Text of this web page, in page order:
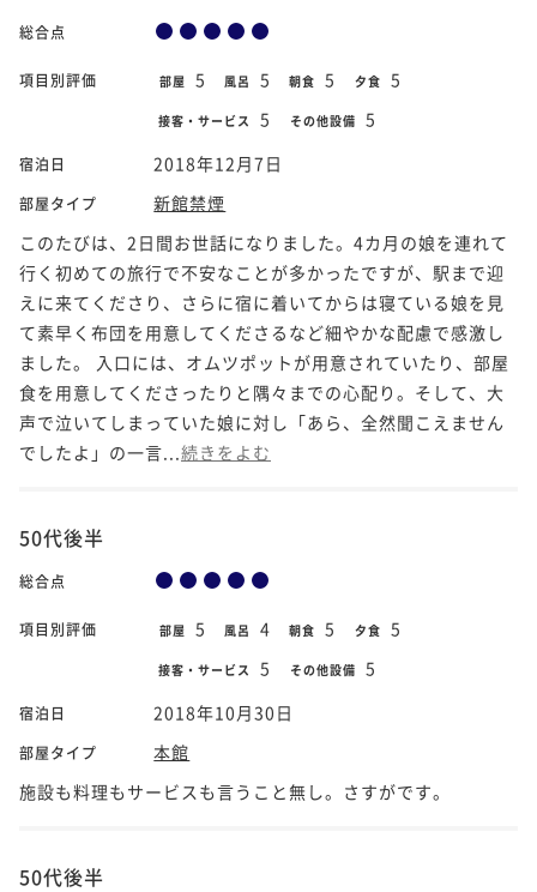
総合点
項目別評価 部屋 5 風呂 5 朝食 5 夕食 5
接客・サービス 5 その他設備 5
宿泊日 2018年12月7日
部屋タイプ
新館禁煙
このたびは、2日間お世話になりました。4カ月の娘を連れて
行く初めての旅行で不安なことが多かったですが、駅まで迎
えに来てくださり、さらに宿に着いてからは寝ている娘を見
て素早く布団を用意してくださるなど細やかな配慮で感激し
ました。 入口には、オムツポットが用意されていたり、部屋
食を用意してくださったりと隅々までの心配り。そして、大
声で泣いてしまっていた娘に対し「あら、全然聞こえません
でしたよ」の一言... 続きをよむ
50代後半
総合点
項目別評価 部屋 5 風呂 4 朝食 5 夕食 5
接客・サービス 5 その他設備 5
宿泊日 2018年10月30日
部屋タイプ
本館
施設も料理もサービスも言うこと無し。さすがです。
50代後半